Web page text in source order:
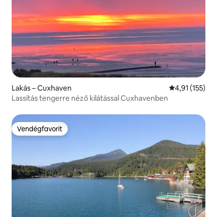
Lakás – Cuxhaven Átlagos
4,91 (155)
Lassítás tengerre néző kilátással Cuxhavenben
Vendégfavorit
Vendégfavorit